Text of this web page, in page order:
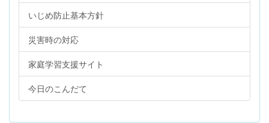
いじめ防止基本方針
災害時の対応
家庭学習支援サイト
今日のこんだて